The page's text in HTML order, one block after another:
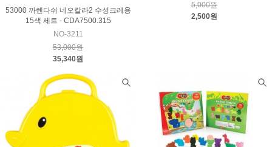
53000 까렌다쉬 네오칼라2 수성크레용
15색 세트 - CDA7500.315
NO-3211
53,000원
35,340원
5,000원
2,500원